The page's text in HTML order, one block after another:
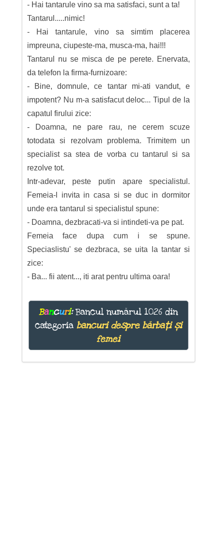
- Hai tantarule vino sa ma satisfaci, sunt a ta!
Tantarul.....nimic!
- Hai tantarule, vino sa simtim placerea
impreuna, ciupeste-ma, musca-ma, hai!!!
Tantarul nu se misca de pe perete. Enervata,
da telefon la firma-furnizoare:
- Bine, domnule, ce tantar mi-ati vandut, e
impotent? Nu m-a satisfacut deloc... Tipul de la
capatul firului zice:
- Doamna, ne pare rau, ne cerem scuze
totodata si rezolvam problema. Trimitem un
specialist sa stea de vorba cu tantarul si sa
rezolve tot.
Intr-adevar, peste putin apare specialistul.
Femeia-l invita in casa si se duc in dormitor
unde era tantarul si specialistul spune:
- Doamna, dezbracati-va si intindeti-va pe pat.
Femeia face dupa cum i se spune.
Speciaslistu' se dezbraca, se uita la tantar si
zice:
- Ba... fii atent..., iti arat pentru ultima oara!
Bancuri:Bancul numărul 1026 din
categoria bancuri despre bărbați și
femei